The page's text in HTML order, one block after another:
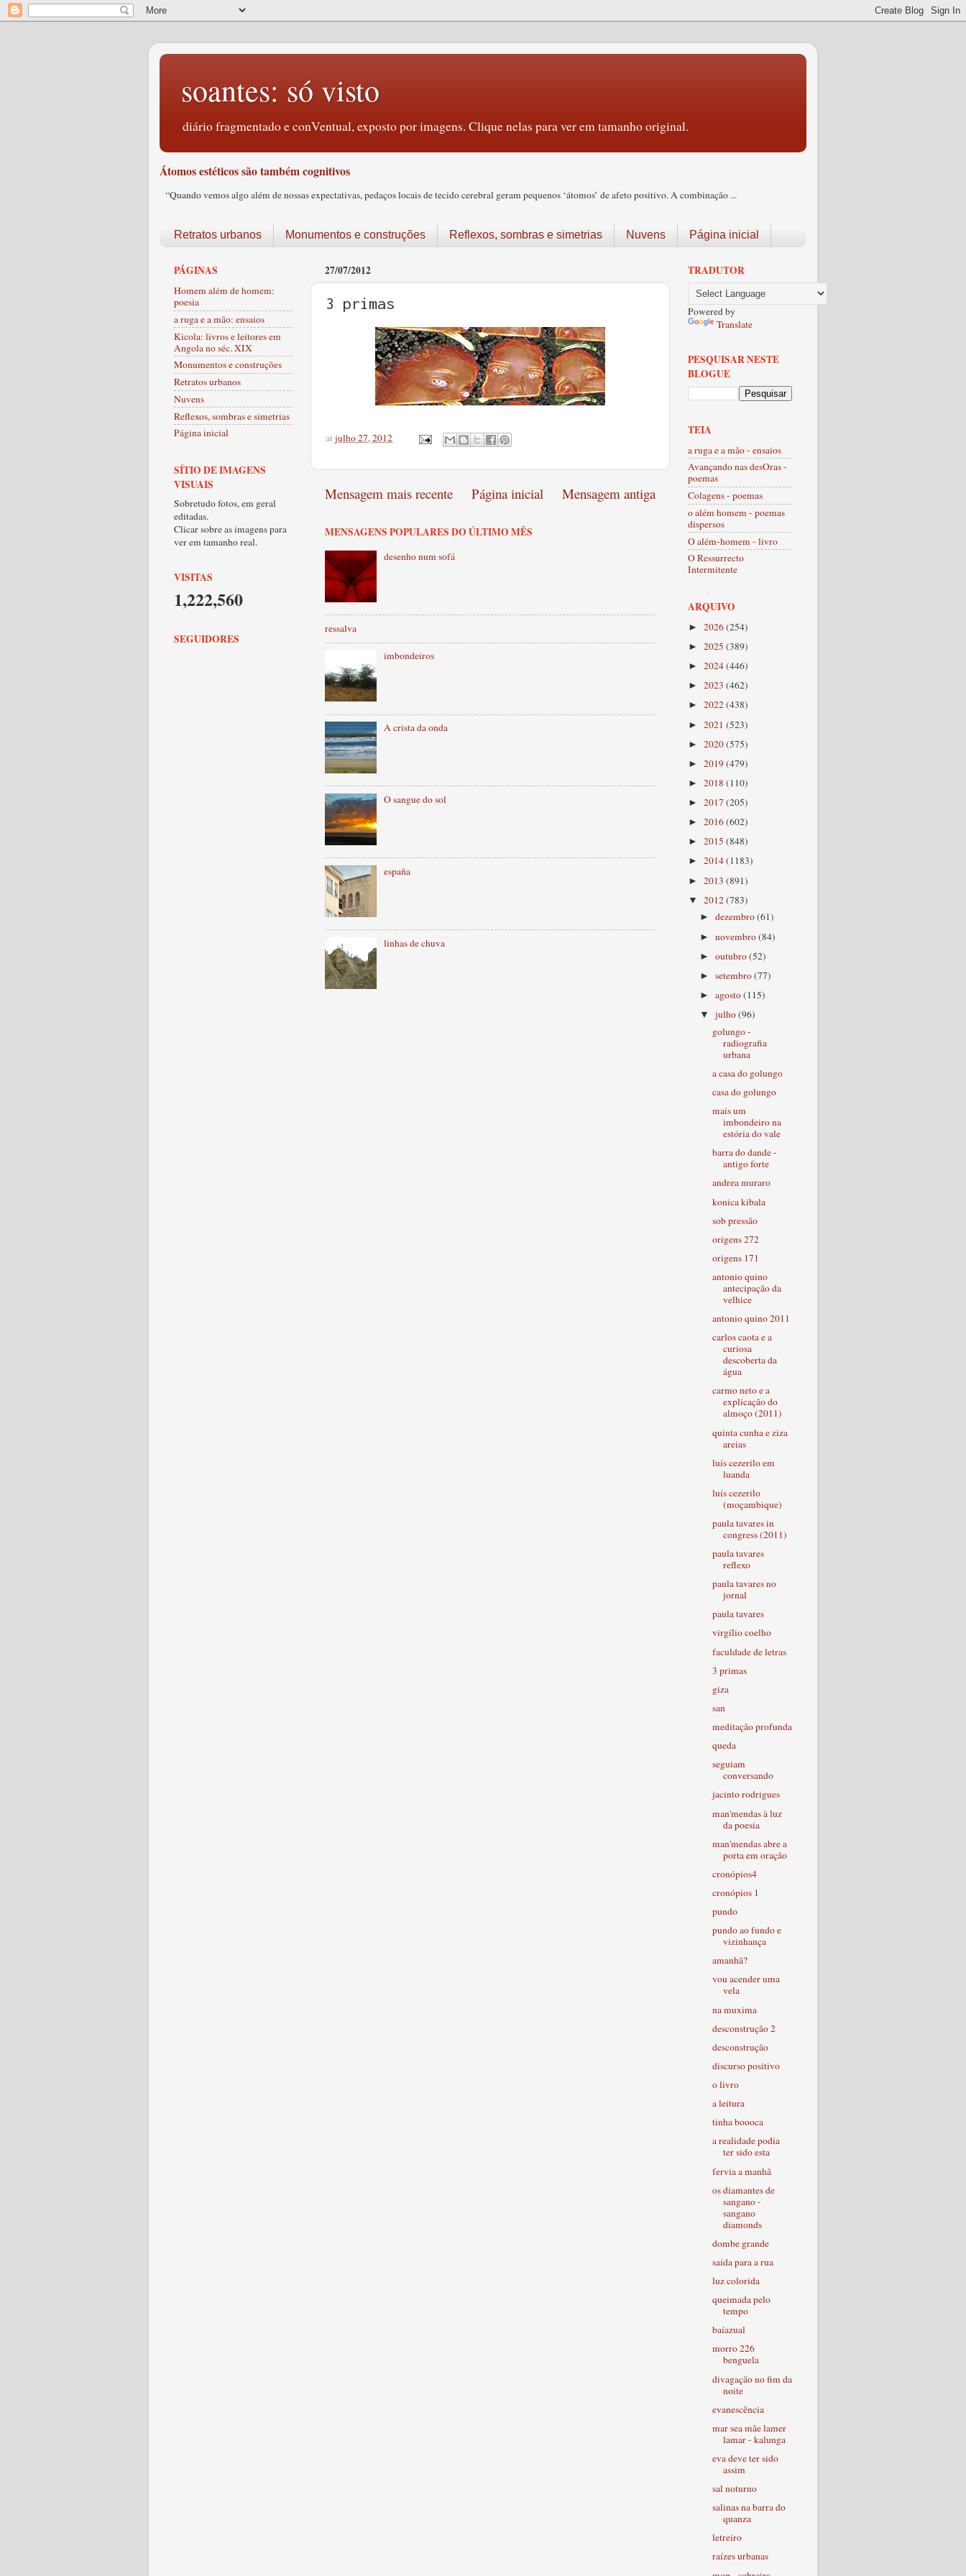
soantes: só visto
diário fragmentado e conVentual, exposto por imagens. Clique nelas para ver em tamanho original.
Átomos estéticos são também cognitivos
“Quando vemos algo além de nossas expectativas, pedaços locais de tecido cerebral geram pequenos ‘átomos’ de afeto positivo. A combinação ...
Retratos urbanos Monumentos e construções Reflexos, sombras e simetrias Nuvens Página inicial
27/07/2012
3 primas
atjulho 27, 2012
Mensagem mais recente Mensagem antiga
Página inicial
MENSAGENS POPULARES DO ÚLTIMO MÊS
desenho num sofá
ressalva
imbondeiros
A crista da onda
O sangue do sol
españa
linhas de chuva
PÁGINAS
Homem além de homem:
poesia
a ruga e a mão: ensaios
Kicola: livros e leitores em
Angola no séc. XIX
Monumentos e construções
Retratos urbanos
Nuvens
Reflexos, sombras e simetrias
Página inicial
SÍTIO DE IMAGENS
VISUAIS
Sobretudo fotos, em geral
editadas.
Clicar sobre as imagens para
ver em tamanho real.
VISITAS
1,222,560
SEGUIDORES
TRADUTOR
Powered by
Translate
PESQUISAR NESTE
BLOGUE
TEIA
a ruga e a mão - ensaios
Avançando nas desOras -
poemas
Colagens - poemas
o além homem - poemas
dispersos
O além-homem - livro
O Ressurrecto
Intermitente
ARQUIVO
► 2026(254)
► 2025 (389)
► 2024(446)
► 2023 (462)
► 2022(438)
► 2021 (523)
► 2020(575)
► 2019(479)
► 2018 (110)
► 2017 (205)
► 2016(602)
► 2015 (848)
► 2014(1183)
► 2013 (891)
▼ 2012(783)
►dezembro(61)
►novembro(84)
►outubro(52)
►setembro(77)
►agosto(115)
▼julho(96)
golungo -
radiografia
urbana
a casa do golungo
casa do golungo
mais um
imbondeiro na
estória do vale
barra do dande -
antigo forte
andrea muraro
konica kibala
sob pressão
origens 272
origens 171
antonio quino
antecipação da
velhice
antonio quino 2011
carlos caota e a
curiosa
descoberta da
água
carmo neto e a
explicação do
almoço (2011)
quinta cunha e ziza
areias
luís cezerilo em
luanda
luís cezerilo
(moçambique)
paula tavares in
congress (2011)
paula tavares
reflexo
paula tavares no
jornal
paula tavares
virgílio coelho
faculdade de letras
3 primas
giza
san
meditação profunda
queda
seguiam
conversando
jacinto rodrigues
man'mendas à luz
da poesia
man'mendas abre a
porta em oração
cronópios4
cronópios 1
pundo
pundo ao fundo e
vizinhança
amanhã?
vou acender uma
vela
na muxima
desconstrução 2
desconstrução
discurso positivo
o livro
a leitura
tinha boooca
a realidade podia
ter sido esta
fervia a manhã
os diamantes de
sangano -
sangano
diamonds
dombe grande
saída para a rua
luz colorida
queimada pelo
tempo
baíazual
morro 226
benguela
divagação no fim da
noite
evanescência
mar sea mãe lamer
lamar - kalunga
eva deve ter sido
assim
sal noturno
salinas na barra do
quanza
letreiro
raízes urbanas